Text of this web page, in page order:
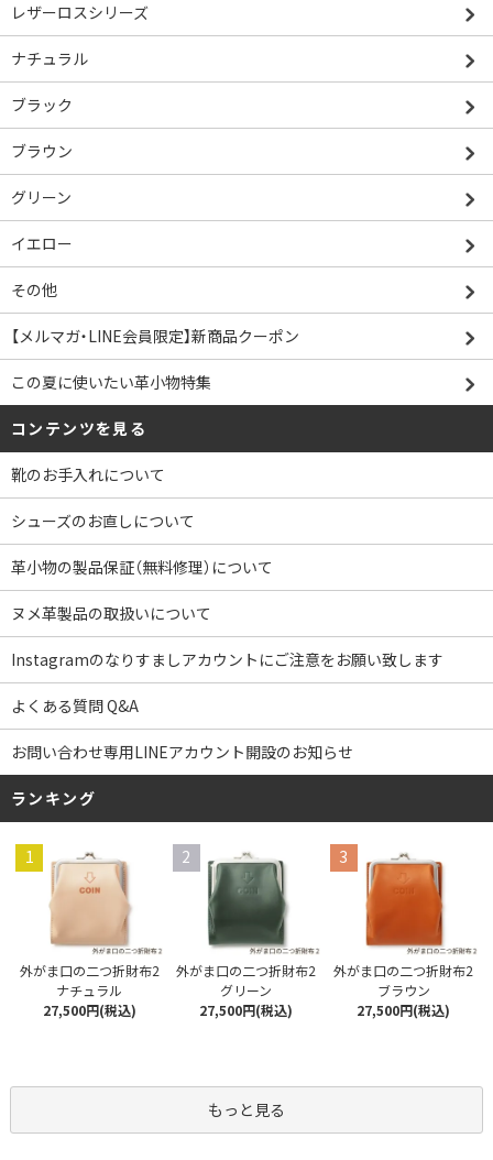
レザーロスシリーズ
ナチュラル
ブラック
ブラウン
グリーン
イエロー
その他
【メルマガ・LINE会員限定】新商品クーポン
この夏に使いたい革小物特集
コンテンツを見る
靴のお手入れについて
シューズのお直しについて
革小物の製品保証（無料修理）について
ヌメ革製品の取扱いについて
Instagramのなりすましアカウントにご注意をお願い致します
よくある質問 Q&A
お問い合わせ専用LINEアカウント開設のお知らせ
ランキング
1
外がま口の二つ折財布2
ナチュラル
27,500円(税込)
2
外がま口の二つ折財布2
グリーン
27,500円(税込)
3
外がま口の二つ折財布2
ブラウン
27,500円(税込)
もっと見る